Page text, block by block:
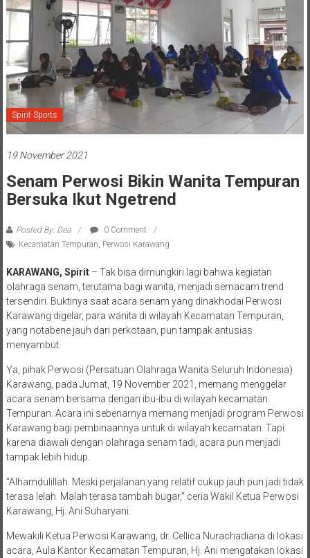
Spirit Sports
19 November 2021
Senam Perwosi Bikin Wanita Tempuran
Bersuka Ikut Ngetrend
Posted By: Dea
0 Comment
Kecamatan Tempuran Perwosi Karawang
KARAWANG, Spirit– Tak bisa dimungkiri lagi bahwa kegiatan
olahraga senam, terutama bagi wanita, menjadi semacam trend
tersendiri. Buktinya saat acara senam yang dinakhodai Perwosi
Karawang digelar, para wanita di wilayah Kecamatan Tempuran,
yang notabene jauh dari perkotaan, pun tampak antusias
menyambut.
Ya, pihak Perwosi (Persatuan Olahraga Wanita Seluruh Indonesia)
Karawang, pada Jumat, 19 November 2021, memang menggelar
acara senam bersama dengan ibu-ibu di wilayah kecamatan
Tempuran. Acara ini sebenarnya memang menjadi program Perwosi
Karawang bagi pembinaannya untuk di wilayah kecamatan. Tapi
karena diawali dengan olahraga senam tadi, acara pun menjadi
tampak lebih hidup.
“Alhamdulillah. Meski perjalanan yang relatif cukup jauh pun jadi tidak
terasa lelah. Malah terasa tambah bugar,” ceria Wakil Ketua Perwosi
Karawang, Hj. Ani Suharyani.
Mewakili Ketua Perwosi Karawang, dr. Cellica Nurachadiana di lokasi
acara, Aula Kantor Kecamatan Tempuran, Hj. Ani mengatakan lokasi